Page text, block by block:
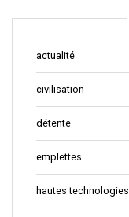
actualité
civilisation
détente
emplettes
hautes technologies